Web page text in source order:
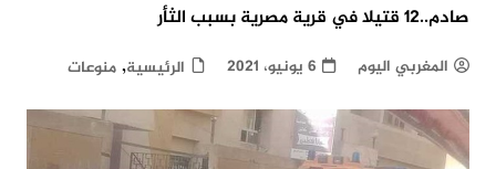
صادم..12 قتيلا في قرية مصرية بسبب الثأر
المغربي اليوم 6 يونيو، 2021 الرئيسية, منوعات